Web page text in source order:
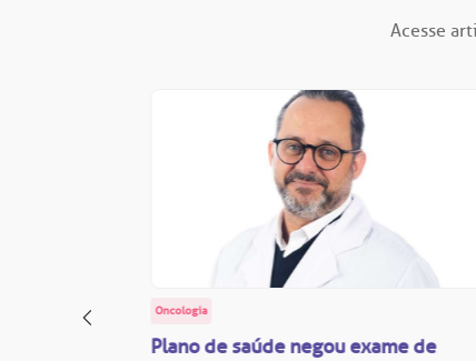
Acesse
Oncologia
Plano de saúde negou exame de